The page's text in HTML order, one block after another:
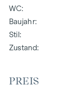
WC
Baujahr
Stil
Zustand
PREIS